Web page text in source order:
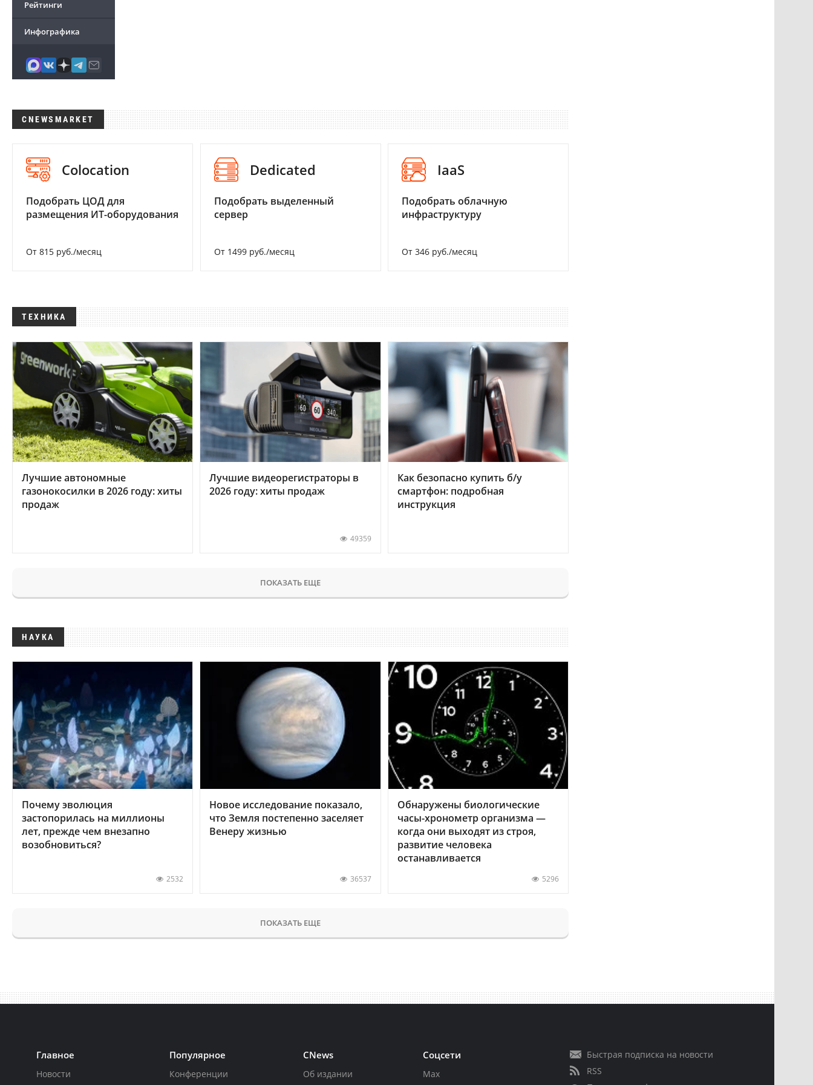
Рейтинги
Инфографика
CNEWSMARKET
Colocation
Подобрать ЦОД для
размещения ИТ-оборудования
От 815 руб./месяц
Dedicated
Подобрать выделенный
сервер
От 1499 руб./месяц
IaaS
Подобрать облачную
инфраструктуру
От 346 руб./месяц
ТЕХНИКА
Лучшие автономные
газонокосилки в 2026 году: хиты
продаж
Лучшие видеорегистраторы в
2026 году: хиты продаж
49359
Как безопасно купить б/у
смартфон: подробная
инструкция
ПОКАЗАТЬ ЕЩЕ
НАУКА
Почему эволюция
застопорилась на миллионы
лет, прежде чем внезапно
возобновиться?
2532
Новое исследование показало,
что Земля постепенно заселяет
Венеру жизнью
36537
Обнаружены биологические
часы-хронометр организма —
когда они выходят из строя,
развитие человека
останавливается
5296
ПОКАЗАТЬ ЕЩЕ
Главное
Новости
Популярное
Конференции
CNews
Об издании
Соцсети
Max
Быстрая подписка на новости
RSS